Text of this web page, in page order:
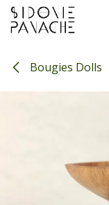
Se rendre au contenu
Bougies Dolls